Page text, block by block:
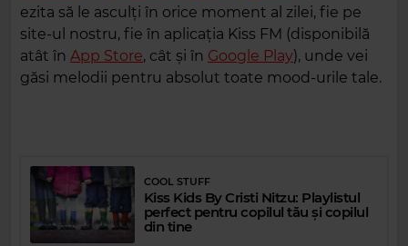
ezita să le asculți în orice moment al zilei, fie pe
site-ul nostru, fie în aplicația Kiss FM (disponibilă
atât în App Store, cât și în Google Play), unde vei
găsi melodii pentru absolut toate mood-urile tale.
COOL STUFF
Kiss Kids By Cristi Nitzu: Playlistul
perfect pentru copilul tău și copilul
din tine